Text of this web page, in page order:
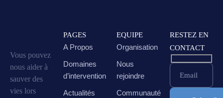
Vous pouvez
nous aider à
sauver des
vies lors
PAGES
A Propos
Domaines
d’intervention
Actualités
EQUIPE
Organisation
Nous
rejoindre
Communauté
RESTEZ EN
CONTACT
Email